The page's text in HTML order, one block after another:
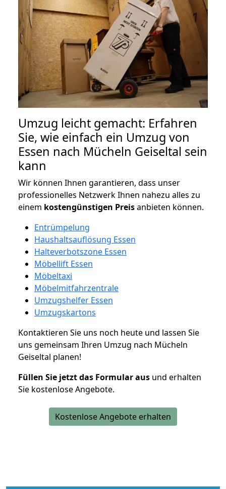
Umzug leicht gemacht: Erfahren
Sie, wie einfach ein Umzug von
Essen nach Mücheln Geiseltal sein
kann
Wir können Ihnen garantieren, dass unser
professionelles Netzwerk Ihnen nahezu alles zu
einem kostengünstigen Preisanbieten können.
Entrümpelung
Haushaltsauflösung Essen
Halteverbotszone Essen
Möbellift Essen
Möbeltaxi
Möbelmitfahrzentrale
Umzugshelfer Essen
Umzugskartons
Kontaktieren Sie uns noch heute und lassen Sie
uns gemeinsam Ihren Umzug nach Mücheln
Geiseltal planen!
Füllen Sie jetzt das Formular aus und erhalten
Sie kostenlose Angebote.
Kostenlose Angebote erhalten